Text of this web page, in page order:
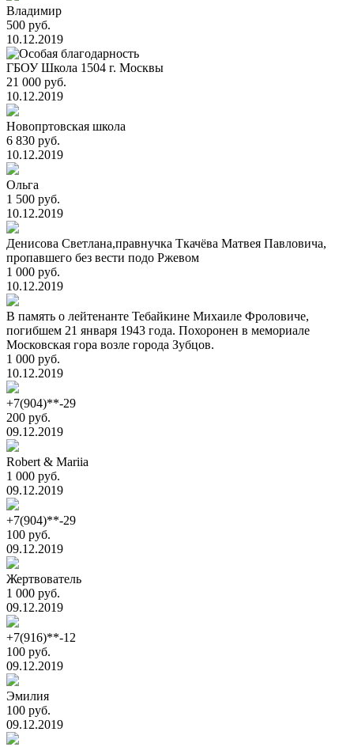
Владимир
500 руб.
10.12.2019
ГБОУ Школа 1504 г. Москвы
21 000 руб.
10.12.2019
Новопртовская школа
6 830 руб.
10.12.2019
Ольга
1 500 руб.
10.12.2019
Денисова Светлана,правнучка Ткачёва Матвея Павловича,
пропавшего без вести подо Ржевом
1 000 руб.
10.12.2019
В память о лейтенанте Тебайкине Михаиле Фроловиче,
погибшем 21 января 1943 года. Похоронен в мемориале
Московская гора возле города Зубцов.
1 000 руб.
10.12.2019
+7(904)**-29
200 руб.
09.12.2019
Robert & Mariia
1 000 руб.
09.12.2019
+7(904)**-29
100 руб.
09.12.2019
Жертвователь
1 000 руб.
09.12.2019
+7(916)**-12
100 руб.
09.12.2019
Эмилия
100 руб.
09.12.2019